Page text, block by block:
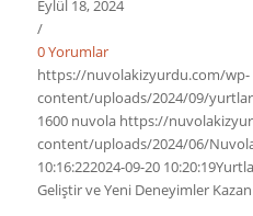
Eylül 18, 2024
/
0 Yorumlar
https://nuvolakizyurdu.com/wp-
content/uploads/2024/09/
1600 nuvola https://
content/uploads/2024/06/
10:16:222024-09-20 10:20:19
Geliştir ve Yeni Deneyimler Kazan